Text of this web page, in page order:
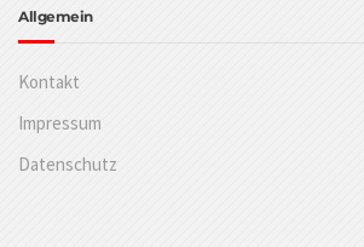
Allgemein
Kontakt
Impressum
Datenschutz